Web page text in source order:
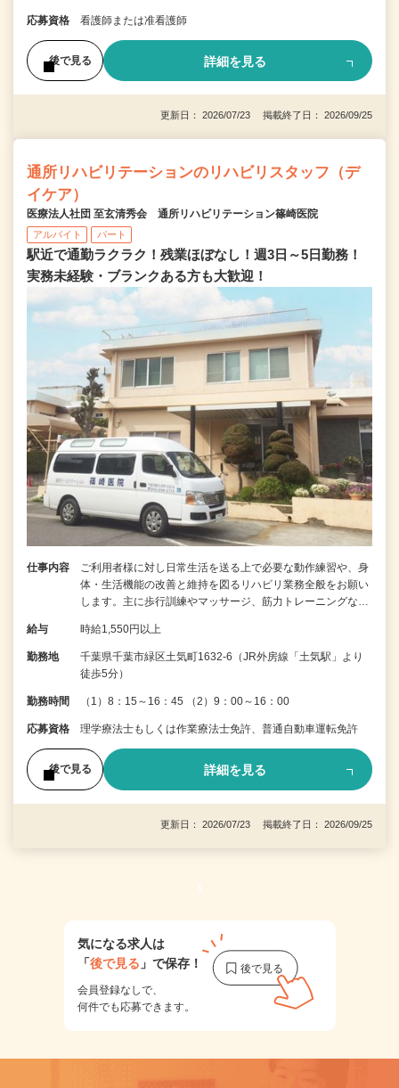
応募資格 看護師または准看護師
後で見る 詳細を見る
更新日： 2026/07/23 掲載終了日： 2026/09/25
通所リハビリテーションのリハビリスタッフ（デ
イケア）
医療法人社団 至玄清秀会 通所リハビリテーション篠崎医院
アルバイト パート
駅近で通勤ラクラク！残業ほぼなし！週3日～5日勤務！
実務未経験・ブランクある方も大歓迎！
仕事内容
ご利用者様に対し日常生活を送る上で必要な動作練習や、身
体・生活機能の改善と維持を図るリハビリ業務全般をお願い
します。主に歩行訓練やマッサージ、筋力トレーニングな…
給与 時給1,550円以上
勤務地
千葉県千葉市緑区土気町1632-6（JR外房線「土気駅」より
徒歩5分）
勤務時間 （1）8：15～16：45 （2）9：00～16：00
応募資格 理学療法士もしくは作業療法士免許、普通自動車運転免許
後で見る 詳細を見る
更新日： 2026/07/23 掲載終了日： 2026/09/25
1
気になる求人は
「後で見る 」で保存！
会員登録なしで、
何件でも応募できます。